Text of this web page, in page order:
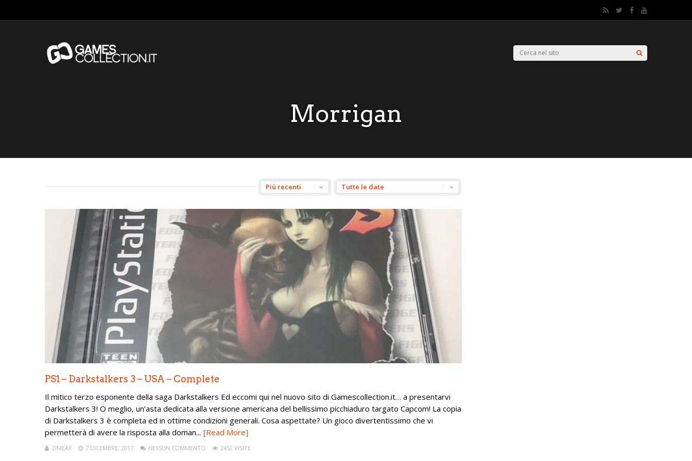
Morrigan
PS1 – Darkstalkers 3 – USA – Complete
Il mitico terzo esponente della saga Darkstalkers Ed eccomi qui nel nuovo sito di Gamescollection.it… a presentarvi
Darkstalkers 3! O meglio, un’asta dedicata alla versione americana del bellissimo picchiaduro targato Capcom! La copia
di Darkstalkers 3 è completa ed in ottime condizioni generali. Cosa aspettate? Un gioco divertentissimo che vi
permetterà di avere la risposta alla doman... [Read More]
ZIMEAX 7 DICEMBRE, 2017 NESSUN COMMENTO 2452 VISITE